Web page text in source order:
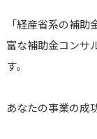
「経産省系の補
富な補助金コンサ
す。
あなたの事業の成